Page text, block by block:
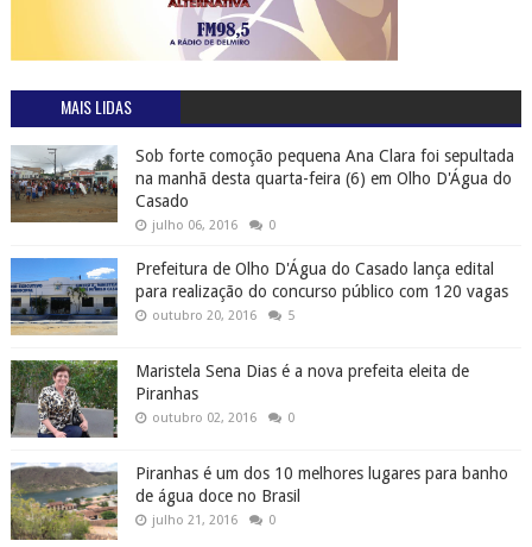
MAIS LIDAS
Sob forte comoção pequena Ana Clara foi sepultada
na manhã desta quarta-feira (6) em Olho D'Água do
Casado
julho 06, 2016 0
Prefeitura de Olho D'Água do Casado lança edital
para realização do concurso público com 120 vagas
outubro 20, 2016 5
Maristela Sena Dias é a nova prefeita eleita de
Piranhas
outubro 02, 2016 0
Piranhas é um dos 10 melhores lugares para banho
de água doce no Brasil
julho 21, 2016 0